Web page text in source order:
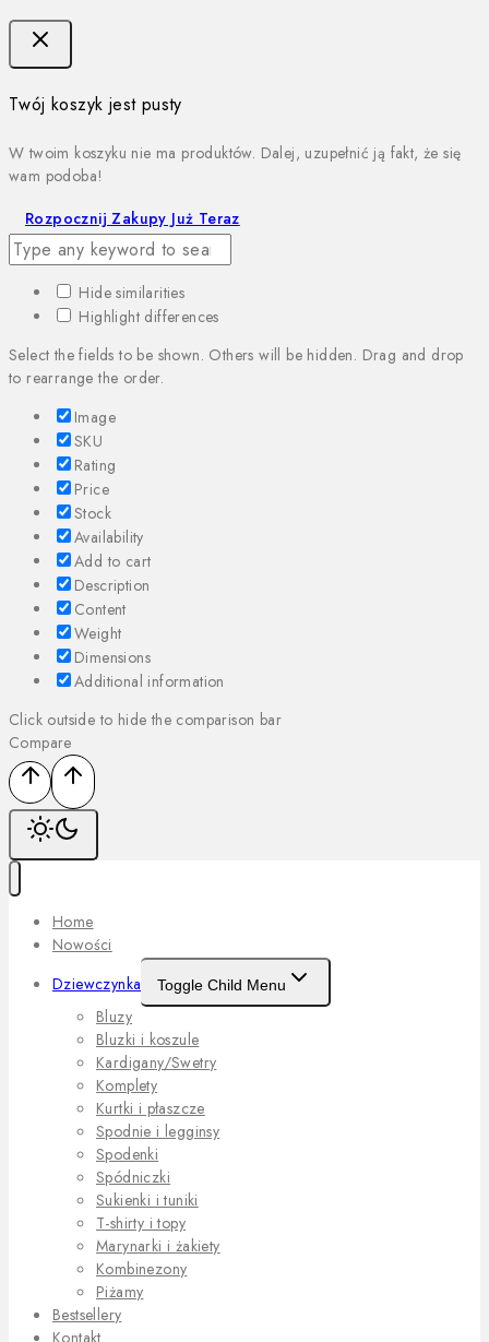
Twój koszyk jest pusty
W twoim koszyku nie ma produktów. Dalej, uzupełnić ją fakt, że się
wam podoba!
Rozpocznij Zakupy Już Teraz
Hide similarities
Highlight differences
Select the fields to be shown. Others will be hidden. Drag and drop
to rearrange the order.
Image
SKU
Rating
Price
Stock
Availability
Add to cart
Description
Content
Weight
Dimensions
Additional information
Click outside to hide the comparison bar
Compare
Home
Nowości
Dziewczynka
Toggle Child Menu
Bluzy
Bluzki i koszule
Kardigany/Swetry
Komplety
Kurtki i płaszcze
Spodnie i legginsy
Spodenki
Spódniczki
Sukienki i tuniki
T-shirty i topy
Marynarki i żakiety
Kombinezony
Piżamy
Bestsellery